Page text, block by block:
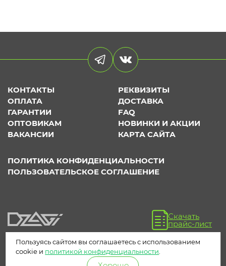
КОНТАКТЫ
РЕКВИЗИТЫ
ОПЛАТА
ДОСТАВКА
ГАРАНТИИ
FAQ
ОПТОВИКАМ
НОВИНКИ И АКЦИИ
ВАКАНСИИ
КАРТА САЙТА
ПОЛИТИКА КОНФИДЕНЦИАЛЬНОСТИ
ПОЛЬЗОВАТЕЛЬСКОЕ СОГЛАШЕНИЕ
Скачать
прайс-лист
Пользуясь сайтом вы соглашаетесь с использованием
cookie и политикой конфиденциальности